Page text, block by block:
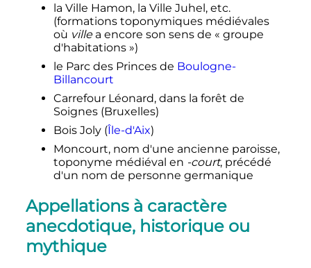
la Ville Hamon, la Ville Juhel, etc.
(formations toponymiques médiévales
où villea encore son sens de « groupe
d'habitations »)
le Parc des Princes de Boulogne-
Billancourt
Carrefour Léonard, dans la forêt de
Soignes (Bruxelles)
Bois Joly (Île-d'Aix)
Moncourt, nom d'une ancienne paroisse,
toponyme médiéval en -court, précédé
d'un nom de personne germanique
Appellations à caractère
anecdotique, historique ou
mythique